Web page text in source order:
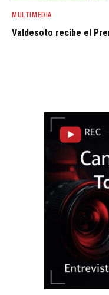
MULTIMEDIA
Valdesoto recibe el